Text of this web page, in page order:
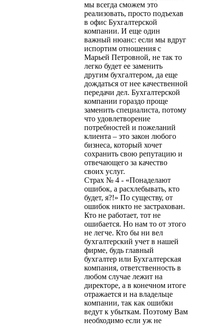
мы всегда сможем это
реализовать, просто подъехав
в офис Бухгалтерской
компании. И еще один
важный нюанс: если мы вдруг
испортим отношения с
Марьей Петровной, не так то
легко будет ее заменить
другим бухгалтером, да еще
дождаться от нее качественной
передачи дел. Бухгалтерской
компании гораздо проще
заменить специалиста, потому
что удовлетворение
потребностей и пожеланий
клиента – это закон любого
бизнеса, который хочет
сохранить свою репутацию и
отвечающего за качество
своих услуг.
Страх № 4 - «Понаделают
ошибок, а расхлебывать, кто
будет, я?!» По существу, от
ошибок никто не застрахован.
Кто не работает, тот не
ошибается. Но нам то от этого
не легче. Кто бы ни вел
бухгалтерский учет в нашей
фирме, будь главный
бухгалтер или Бухгалтерская
компания, ответственность в
любом случае лежит на
директоре, а в конечном итоге
отражается и на владельце
компании, так как ошибки
ведут к убыткам. Поэтому Вам
необходимо если уж не